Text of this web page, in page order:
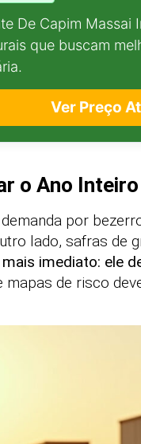
De Capim Massai
que buscam
Ver Preço
o Ano Inteiro
por
lado, safras de
imediato: ele
de risco